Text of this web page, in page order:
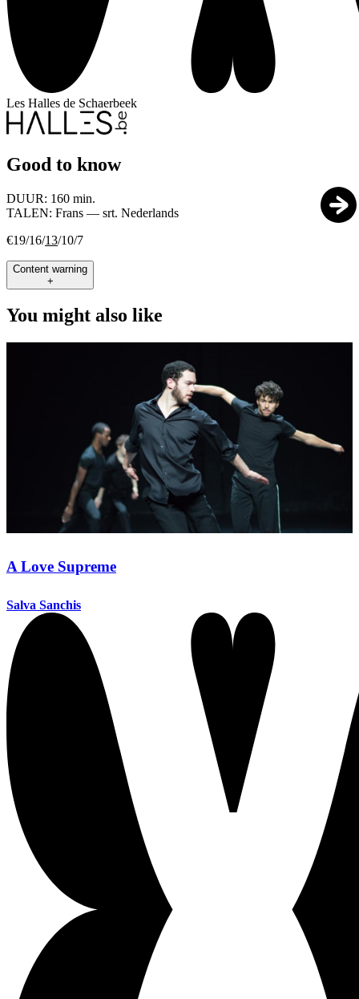
Les Halles de Schaerbeek
Good to know
DUUR: 160 min.
TALEN: Frans — srt. Nederlands
€19/16/13/10/7
Content warning
+
You might also like
A Love Supreme
Salva Sanchis